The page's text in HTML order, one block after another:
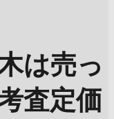
は売っ
査定価